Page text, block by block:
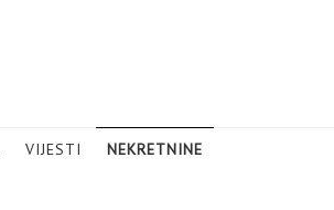
VIJESTI NEKRETNINE